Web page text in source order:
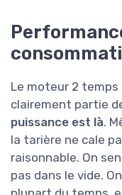
Le moteur 2 temps
clairement partie
puissance est là.
la tarière ne cale
raisonnable. On
pas dans le vide.